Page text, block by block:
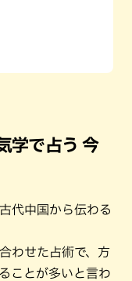
学で占う 今
代中国から伝わる
わせた占術で、方
ことが多いと言わ